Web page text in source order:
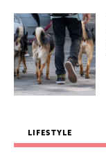
LIFESTYLE